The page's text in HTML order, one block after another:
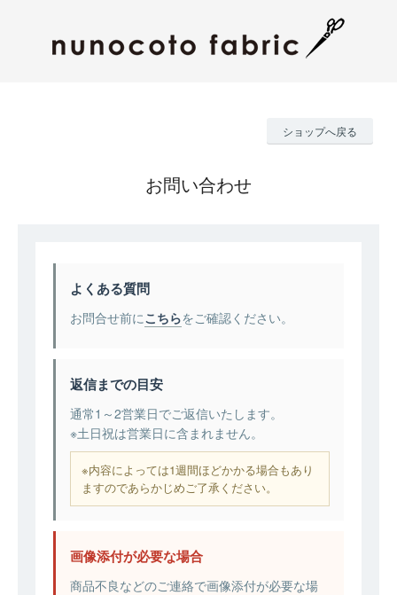
ショップへ戻る
お問い合わせ
よくある質問
お問合せ前にこちらをご確認ください。
返信までの目安
通常1～2営業日でご返信いたします。
※土日祝は営業日に含まれません。
※内容によっては1週間ほどかかる場合もあり
ますのであらかじめご了承ください。
画像添付が必要な場合
商品不良などのご連絡で画像添付が必要な場